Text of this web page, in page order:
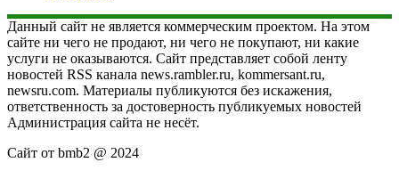
Данный сайт не является коммерческим проектом. На этом
сайте ни чего не продают, ни чего не покупают, ни какие
услуги не оказываются. Сайт представляет собой ленту
новостей RSS канала news.rambler.ru, kommersant.ru,
newsru.com. Материалы публикуются без искажения,
ответственность за достоверность публикуемых новостей
Администрация сайта не несёт.
Сайт от bmb2 @ 2024